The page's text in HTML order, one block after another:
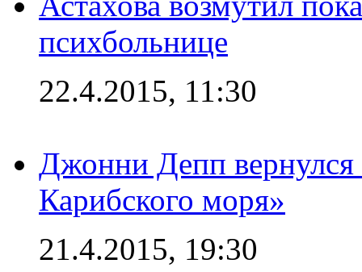
психбольнице
22.4.2015, 11:30
Джонни Депп
Карибского моря»
21.4.2015, 19:30